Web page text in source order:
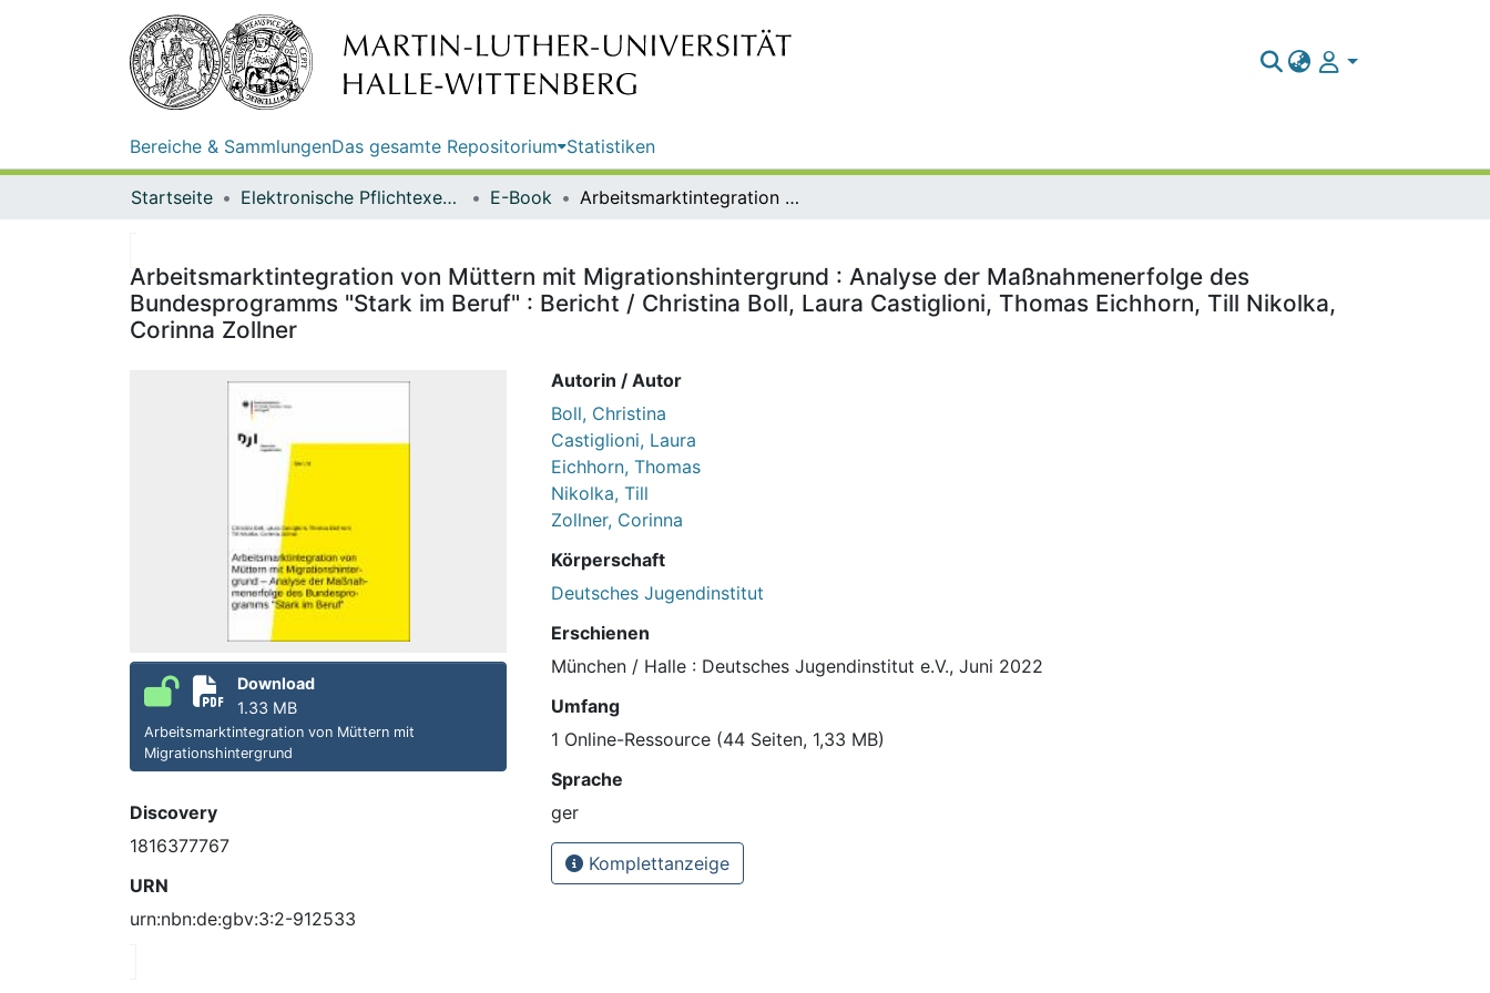
Bereiche & SammlungenDas gesamte Repositorium Statistiken
Startseite Elektronische Pflichtexemplare E-Book Arbeitsmarktintegration von Müttern mit Migrationshintergrund : Analyse der Maßnahmenerfolge des Bundesprogramms "Stark im Beruf" : Bericht / Christina Boll, Laura Castiglioni, Thomas Eichhorn, Till Nikolka, Corinna Zollner
Arbeitsmarktintegration von Müttern mit Migrationshintergrund : Analyse der Maßnahmenerfolge des
Bundesprogramms "Stark im Beruf" : Bericht / Christina Boll, Laura Castiglioni, Thomas Eichhorn, Till Nikolka,
Corinna Zollner
Download
1.33 MB
Arbeitsmarktintegration von Müttern mit
Migrationshintergrund
Discovery
1816377767
URN
urn:nbn:de:gbv:3:2-912533
Autorin / Autor
Boll, Christina
Castiglioni, Laura
Eichhorn, Thomas
Nikolka, Till
Zollner, Corinna
Körperschaft
Deutsches Jugendinstitut
Erschienen
München / Halle : Deutsches Jugendinstitut e.V., Juni 2022
Umfang
1 Online-Ressource (44 Seiten, 1,33 MB)
Sprache
ger
Komplettanzeige